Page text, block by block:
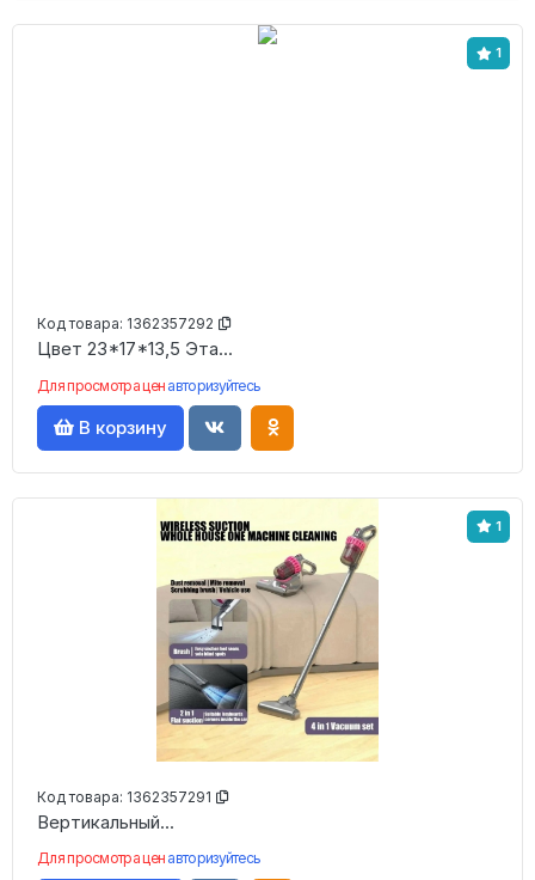
1
Код товара: 1362357292
Цвет 23*17*13,5 Эта...
Для просмотра цен авторизуйтесь
В корзину
1
Код товара: 1362357291
Вертикальный...
Для просмотра цен авторизуйтесь